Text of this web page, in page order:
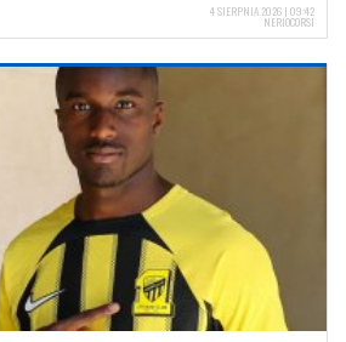
4 SIERPNIA 2026 | 09:42
NERIOCORSI